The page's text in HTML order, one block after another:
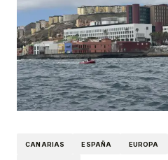
CANARIAS ESPAÑA EUROPA